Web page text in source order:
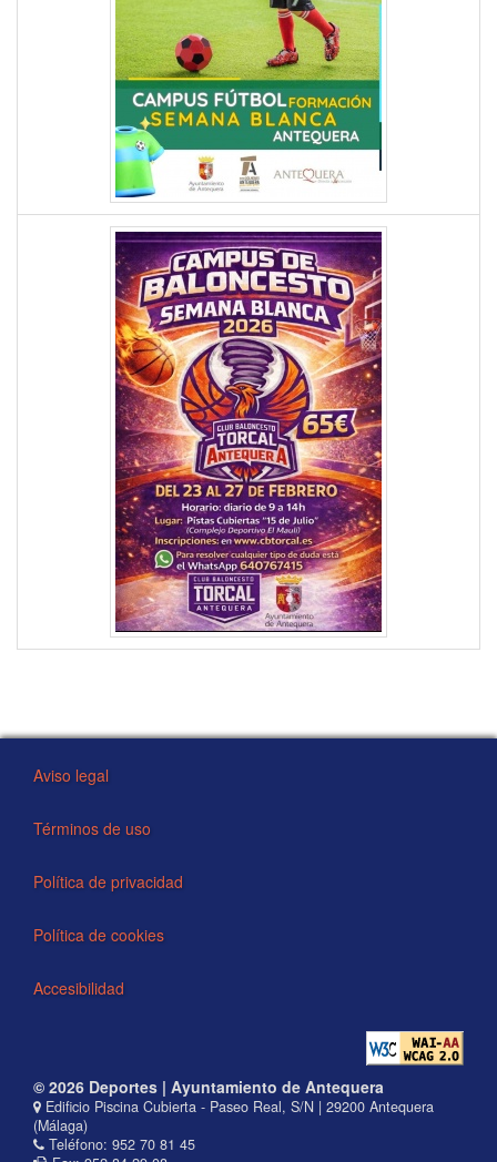
Aviso legal
Términos de uso
Política de privacidad
Política de cookies
Accesibilidad
© 2026 Deportes | Ayuntamiento de Antequera
Edificio Piscina Cubierta - Paseo Real, S/N | 29200 Antequera
(Málaga)
Teléfono: 952 70 81 45